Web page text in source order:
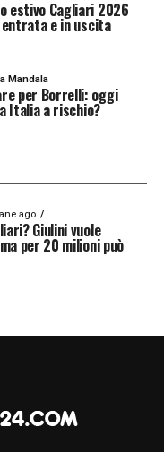
estivo Cagliari 2026
e in uscita
Mandala
per Borrelli: oggi
Italia a rischio?
ago
Giulini vuole
per 20 milioni può